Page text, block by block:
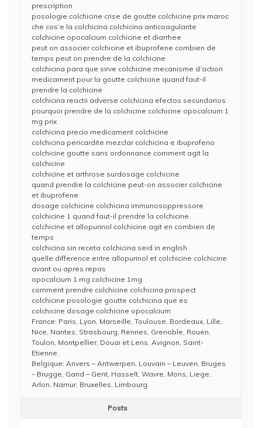
prescription
posologie colchicine crise de goutte colchicine prix maroc
che cos’e la colchicina colchicina anticoagulante
colchicine opocalcium colchicine et diarrhee
peut on associer colchicine et ibuprofene combien de
temps peut on prendre de la colchicine
colchicina para que sirve colchicine mecanisme d’action
medicament pour la goutte colchicine quand faut-il
prendre la colchicine
colchicina reactii adverse colchicina efectos secundarios
pourquoi prendre de la colchicine colchicine opocalcium 1
mg prix
colchicina precio medicament colchicine
colchicina pericardite mezclar colchicina e ibuprofeno
colchicine goutte sans ordonnance comment agit la
colchicine
colchicine et arthrose surdosage colchicine
quand prendre la colchicine peut-on associer colchicine
et ibuprofene
dosage colchicine colchicina immunosoppressore
colchicine 1 quand faut-il prendre la colchicine
colchicine et allopurinol colchicine agit en combien de
temps
colchicina sin receta colchicina seid in english
quelle difference entre allopurinol et colchicine colchicine
avant ou apres repas
opocalcium 1 mg colchicine 1mg
comment prendre colchicine colchicina prospect
colchicine posologie goutte colchicina que es
colchicine dosage colchicine opocalcium
France: Paris, Lyon, Marseille, Toulouse, Bordeaux, Lille,
Nice, Nantes, Strasbourg, Rennes, Grenoble, Rouen,
Toulon, Montpellier, Douai et Lens, Avignon, Saint-
Etienne.
Belgique: Anvers – Antwerpen, Louvain – Leuven, Bruges
– Brugge, Gand – Gent, Hasselt, Wavre, Mons, Liege,
Arlon, Namur, Bruxelles, Limbourg.
Posts